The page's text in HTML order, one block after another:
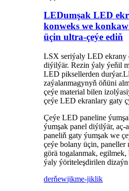
LEDumşak LED
konweks we
üçin ultra-çeýe ediň
LSX seriýaly LED ekrany
diýilýär. Rezin ýaly ýeňil
LED piksellerden
zaýalanmagynyň öňüni
çeýe material bilen
çeýe LED ekranlary gaty
Çeýe LED paneline
ýumşak panel diýilýär, aç-
paneliň gaty ýumşak we
çeýe bolany üçin, paneller
görä togalanmak,
ýaly ýöriteleşdirilen
derňewjikme-jiklik